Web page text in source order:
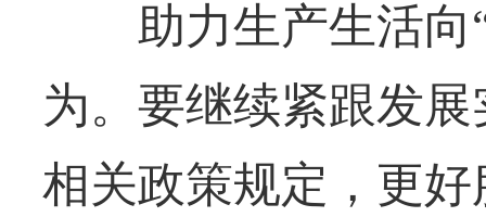
助力生产生活向“
为。要继续紧跟发
相关政策规定，更